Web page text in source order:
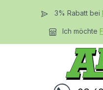
Zum Hauptinhalt springen
3% Rabatt bei
Ich möchte